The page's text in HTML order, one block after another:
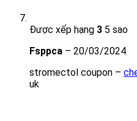
Được xếp hạng 3 5 sao
Fsppca – 20/03/2024
stromectol coupon –
uk